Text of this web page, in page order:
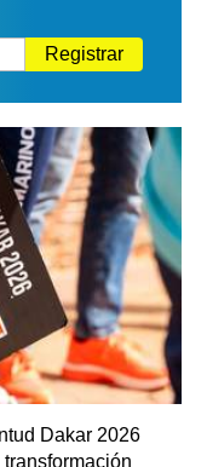
Registrar
Dakar 2026